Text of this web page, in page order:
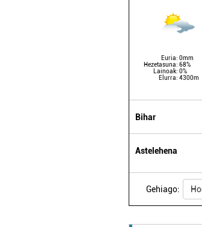
Euria: 0mm
Hezetasuna: 68%
Lainoak: 0%
Elurra: 4300m
Bihar
Astelehena
Gehiago: